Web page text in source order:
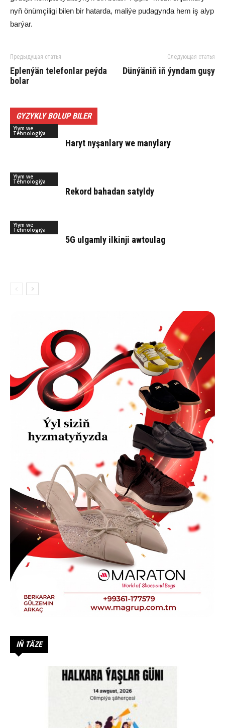
nyň önüm­çi­li­gi bi­len bir ha­tar­da, ma­li­ýe pu­da­gyn­da hem iş alyp
bar­ýar.
Предыдущая статья
Ep­len­ýän te­le­fon­lar peý­da
bo­lar
Следующая статья
Dün­ýä­niň iň ýyn­dam gu­şy
GYZYKLY BOLUP BILER
Ylym we
Tehnologiýa
Ha­ryt ny­şan­la­ry we ma­ny­la­ry
Ylym we
Tehnologiýa
Rekord bahadan satyldy
Ylym we
Tehnologiýa
5G ulgamly ilkinji awtoulag
IŇ TÄZE